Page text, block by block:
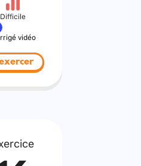
Difficile
vidéo